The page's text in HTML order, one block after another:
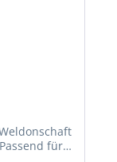
für